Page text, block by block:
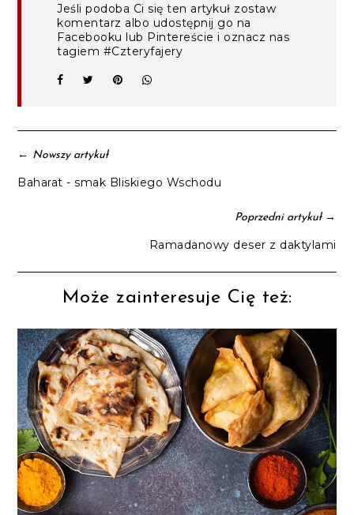
Jeśli podoba Ci się ten artykuł zostaw
komentarz albo udostępnij go na
Facebooku lub Pintereście i oznacz nas
tagiem #Czteryfajery
← Nowszy artykuł
Baharat - smak Bliskiego Wschodu
Poprzedni artykuł→
Ramadanowy deser z daktylami
Może zainteresuje Cię też: